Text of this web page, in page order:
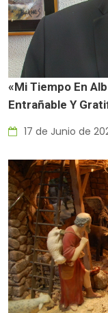
«Mi Tiempo En
Entrañable Y
17 de Junio de